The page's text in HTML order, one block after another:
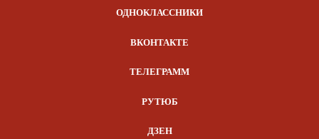
ОДНОКЛАССНИКИ
ВКОНТАКТЕ
ТЕЛЕГРАММ
РУТЮБ
ДЗЕН